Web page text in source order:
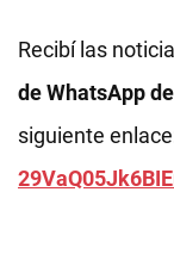
Recibí las
de WhatsApp de
siguiente